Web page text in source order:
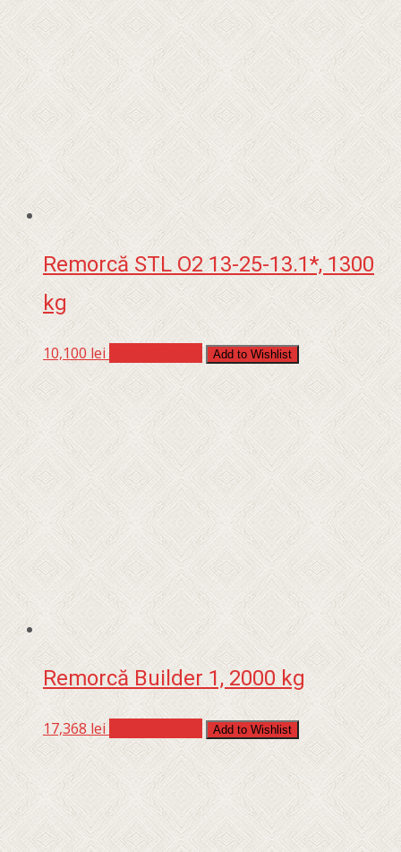
Remorcă STL O2 13-25-13.1*, 1300
kg
10,100 lei Add to Wishlist
Remorcă Builder 1, 2000 kg
17,368 lei Add to Wishlist